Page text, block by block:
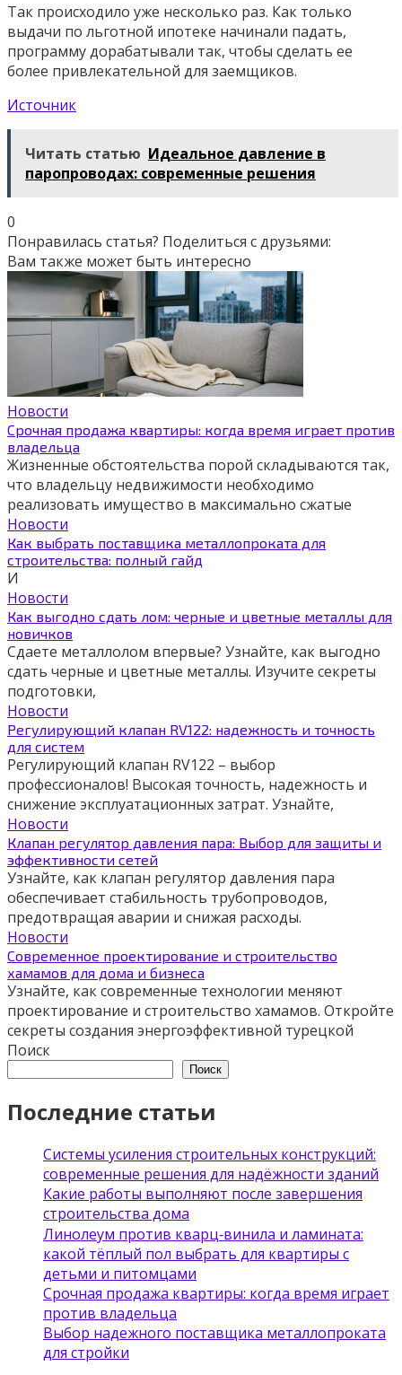
Так происходило уже несколько раз. Как только
выдачи по льготной ипотеке начинали падать,
программу дорабатывали так, чтобы сделать ее
более привлекательной для заемщиков.
Источник
Читать статью Идеальное давление в
паропроводах: современные решения
0
Понравилась статья? Поделиться с друзьями:
Вам также может быть интересно
Новости
Срочная продажа квартиры: когда время играет против
владельца
Жизненные обстоятельства порой складываются так,
что владельцу недвижимости необходимо
реализовать имущество в максимально сжатые
Новости
Как выбрать поставщика металлопроката для
строительства: полный гайд
И
Новости
Как выгодно сдать лом: черные и цветные металлы для
новичков
Сдаете металлолом впервые? Узнайте, как выгодно
сдать черные и цветные металлы. Изучите секреты
подготовки,
Новости
Регулирующий клапан RV122: надежность и точность
для систем
Регулирующий клапан RV122 – выбор
профессионалов! Высокая точность, надежность и
снижение эксплуатационных затрат. Узнайте,
Новости
Клапан регулятор давления пара: Выбор для защиты и
эффективности сетей
Узнайте, как клапан регулятор давления пара
обеспечивает стабильность трубопроводов,
предотвращая аварии и снижая расходы.
Новости
Современное проектирование и строительство
хамамов для дома и бизнеса
Узнайте, как современные технологии меняют
проектирование и строительство хамамов. Откройте
секреты создания энергоэффективной турецкой
Поиск
Поиск
Последние статьи
Системы усиления строительных конструкций:
современные решения для надёжности зданий
Какие работы выполняют после завершения
строительства дома
Линолеум против кварц‑винила и ламината:
какой тёплый пол выбрать для квартиры с
детьми и питомцами
Срочная продажа квартиры: когда время играет
против владельца
Выбор надежного поставщика металлопроката
для стройки